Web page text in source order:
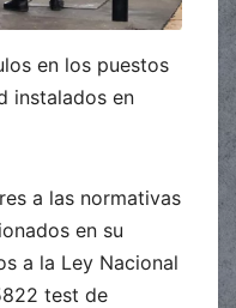
en los puestos
instalados en
a las normativas
en su
a la Ley Nacional
test de